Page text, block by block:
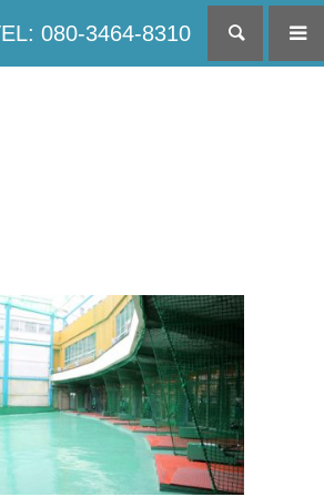
080-3464-8310 検索